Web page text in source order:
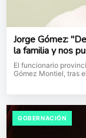
Jorge Gómez:
la familia y nos
El funcionario
Gómez Montiel, tras
GOBERNACIÓN